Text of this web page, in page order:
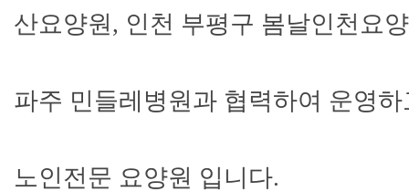
산요양원, 인천 부평구 봄날인천요
파주 민들레병원과 협력하여 운영
노인전문 요양원 입니다.